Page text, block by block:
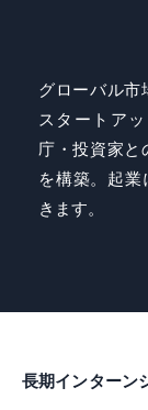
グローバル市
スタートア
庁・投資家と
を構築。起
きます。
長期インターン